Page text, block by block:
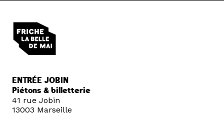
ENTRÉE JOBIN
Piétons & billetterie
41 rue Jobin
13003 Marseille